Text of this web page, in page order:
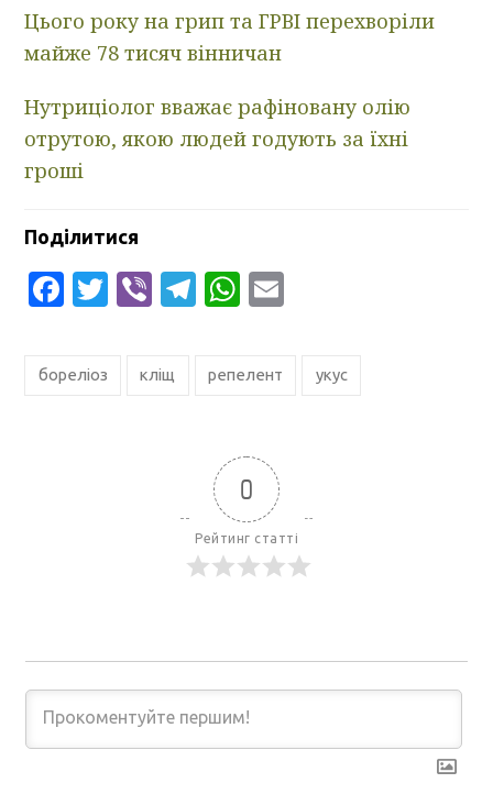
Цього року на грип та ГРВІ перехворіли
майже 78 тисяч вінничан
Нутриціолог вважає рафіновану олію
отрутою, якою людей годують за їхні
гроші
Поділитися
Facebook
Twitter
ViberTelegram
WhatsApp
бореліоз кліщ репелент укус
0
Рейтинг статті